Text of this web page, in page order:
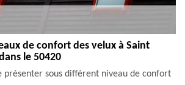
de confort des velux à Saint
le 50420
présenter sous différent niveau de confort